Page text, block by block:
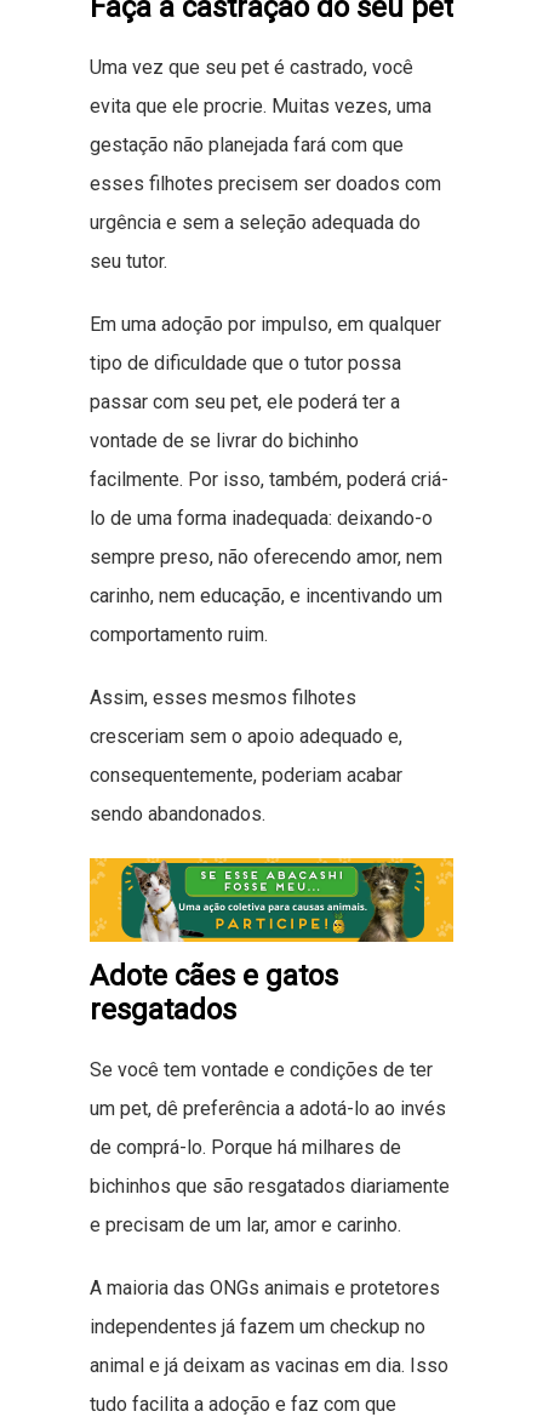
Faça a castração do seu pet
Uma vez que seu pet é castrado, você
evita que ele procrie. Muitas vezes, uma
gestação não planejada fará com que
esses filhotes precisem ser doados com
urgência e sem a seleção adequada do
seu tutor.
Em uma adoção por impulso, em qualquer
tipo de dificuldade que o tutor possa
passar com seu pet, ele poderá ter a
vontade de se livrar do bichinho
facilmente. Por isso, também, poderá criá-
lo de uma forma inadequada: deixando-o
sempre preso, não oferecendo amor, nem
carinho, nem educação, e incentivando um
comportamento ruim.
Assim, esses mesmos filhotes
cresceriam sem o apoio adequado e,
consequentemente, poderiam acabar
sendo abandonados.
Adote cães e gatos
resgatados
Se você tem vontade e condições de ter
um pet, dê preferência a adotá-lo ao invés
de comprá-lo. Porque há milhares de
bichinhos que são resgatados diariamente
e precisam de um lar, amor e carinho.
A maioria das ONGs animais e protetores
independentes já fazem um checkup no
animal e já deixam as vacinas em dia. Isso
tudo facilita a adoção e faz com que